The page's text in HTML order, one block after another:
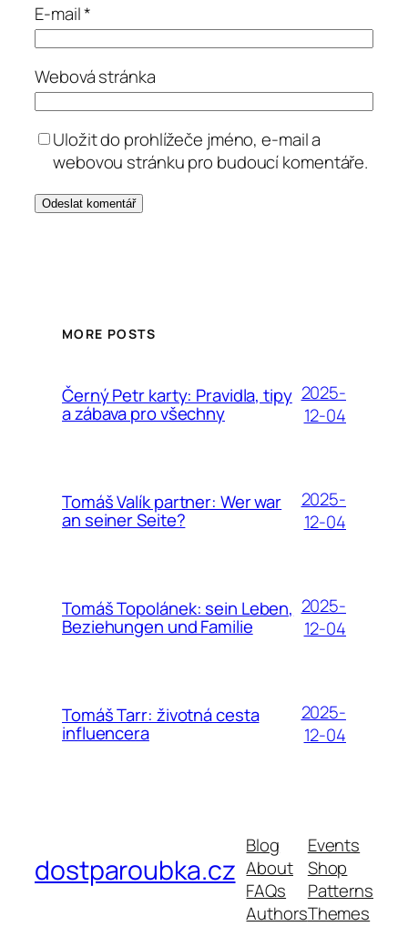
E-mail*
Webová stránka
Uložit do prohlížeče jméno, e-mail a
webovou stránku pro budoucí komentáře.
MORE POSTS
Černý Petr karty: Pravidla, tipy
a zábava pro všechny
2025-
12-04
Tomáš Valík partner: Wer war
an seiner Seite?
2025-
12-04
Tomáš Topolánek: sein Leben,
Beziehungen und Familie
2025-
12-04
Tomáš Tarr: životná cesta
influencera
2025-
12-04
dostparoubka.cz
Blog
About
FAQs
Authors
Events
Shop
Patterns
Themes